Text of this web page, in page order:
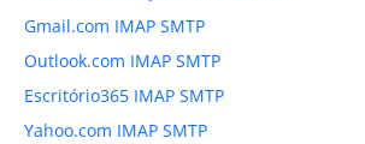
Gmail.com IMAP SMTP
Outlook.com IMAP SMTP
Escritório365 IMAP SMTP
Yahoo.com IMAP SMTP